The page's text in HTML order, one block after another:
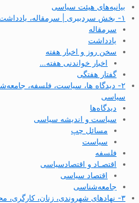
بیانیه‌های هیئت سیاسی
۱- بخش سردبیری | سرمقاله، یادداشت، سخن روز و پژوهش‌ها
سرمقاله
یادداشت
سخن روز و اخبار هفته
اخبار خواندنی هفته…
گفتار هفتگی
۲- دیدگاه ها، سیاست، فلسفه،
سیاسی
دیدگاه‌ها
سیاست و اندیشه سیاسی
مسائل چپ
سیاست
فلسفه
اقتصـاد و اقتصاد‌سیاسی
اقتصاد سیاسی
جامعه‌شناسی
۳- نهادهای شهروندی، زنان، کارگری، محیط زیست، و حقوق بشر